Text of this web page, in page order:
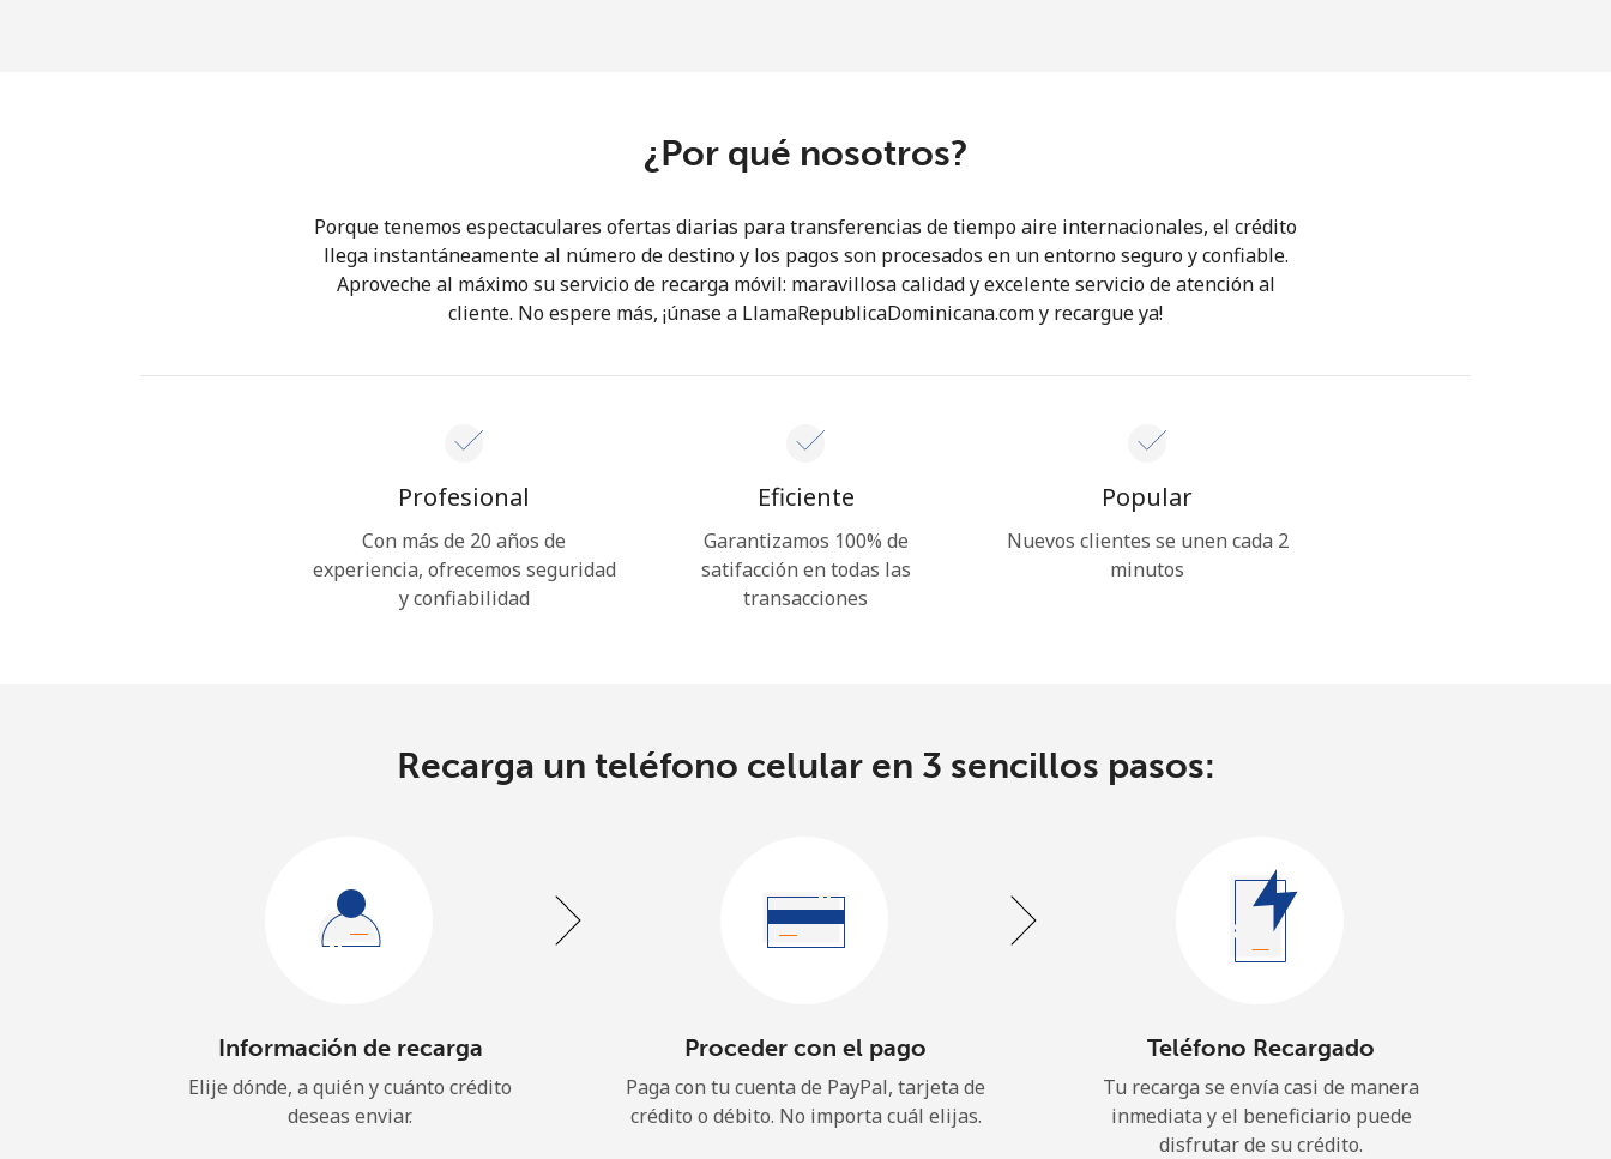
¡Hola!
Inicia sesión oREGÍSTRATE →
¿Olvidaste tu contraseña? →
o
¿Por qué nosotros?
Porque tenemos espectaculares ofertas diarias para transferencias de tiempo aire internacionales, el crédito
llega instantáneamente al número de destino y los pagos son procesados en un entorno seguro y confiable.
Aproveche al máximo su servicio de recarga móvil: maravillosa calidad y excelente servicio de atención al
cliente. No espere más, ¡únase a LlamaRepublicaDominicana.com y recargue ya!
Profesional
Con más de 20 años de
experiencia, ofrecemos seguridad
y confiabilidad
Eficiente
Garantizamos 100% de
satifacción en todas las
transacciones
Popular
Nuevos clientes se unen cada 2
minutos
Recarga un teléfono celular en 3 sencillos pasos:
Información de recarga
Elije dónde, a quién y cuánto crédito
deseas enviar.
Proceder con el pago
Paga con tu cuenta de PayPal, tarjeta de
crédito o débito. No importa cuál elijas.
Teléfono Recargado
Tu recarga se envía casi de manera
inmediata y el beneficiario puede
disfrutar de su crédito.